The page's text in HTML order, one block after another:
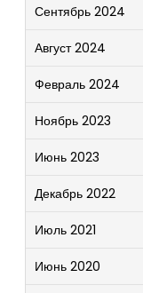
Сентябрь 2024
Август 2024
Февраль 2024
Ноябрь 2023
Июнь 2023
Декабрь 2022
Июль 2021
Июнь 2020